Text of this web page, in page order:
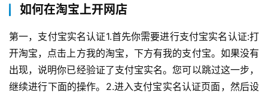
如何在淘宝上开网店
第一，支付宝实名认证1.首先你需要进行支付宝实名认证:打
开淘宝，点击上方我的淘宝，下方有我的支付宝。如果没有
出现，说明你已经验证了支付宝实名。您可以跳过这一步，
继续进行下面的操作。2.进入支付宝实名认证页面，然后设